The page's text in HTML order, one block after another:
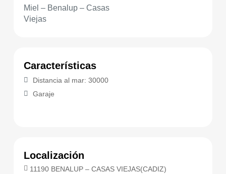
Características
Distancia al mar: 30000
Garaje
Localización
11190 BENALUP – CASAS VIEJAS(CADIZ)